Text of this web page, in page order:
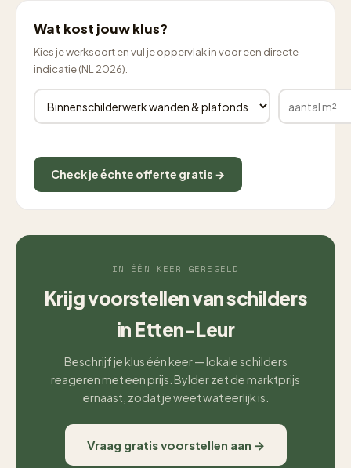
Wat kost jouw klus?
Kies je werksoort en vul je oppervlak in voor een directe
indicatie (NL 2026).
Check je échte offerte gratis →
IN ÉÉN KEER GEREGELD
Krijg voorstellen van schilders
in Etten-Leur
Beschrijf je klus één keer — lokale schilders
reageren met een prijs. Bylder zet de marktprijs
ernaast, zodat je weet wat eerlijk is.
Vraag gratis voorstellen aan →